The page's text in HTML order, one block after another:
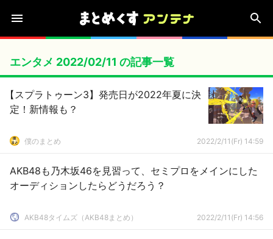
エンタメ 2022/02/11 の記事一覧
【スプラトゥーン3】発売日が2022年夏に決
定！新情報も？
僕のまとめ 2022/2/11(Fr) 14:59
AKB48も乃木坂46を見習って、セミプロをメインにした
オーディションしたらどうだろう？
AKB48タイムズ（AKB48まとめ） 2022/2/11(Fr) 14:56